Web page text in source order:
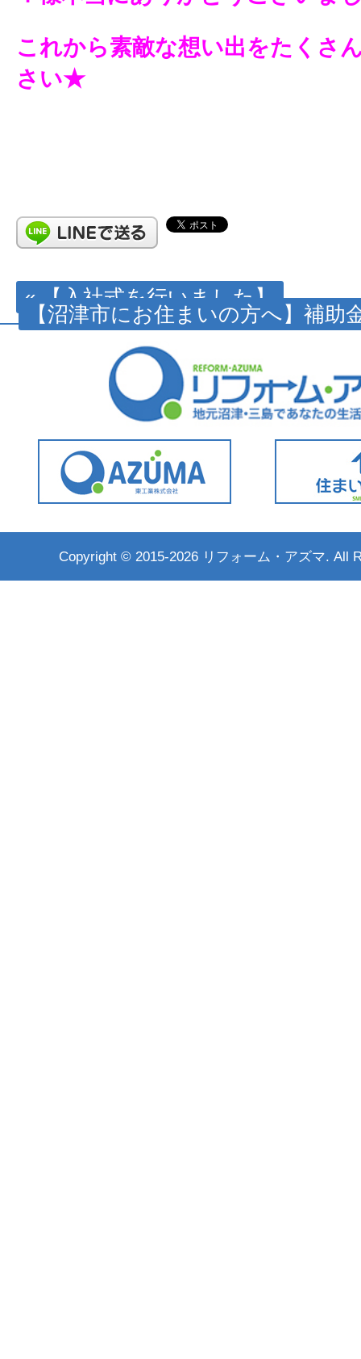
これから素敵な想い出をたくさ
さい★
« 【入社式を行いました】
【沼津市にお住まいの方へ】補助
Copyright © 2015-2026 リフォーム・アズマ. All